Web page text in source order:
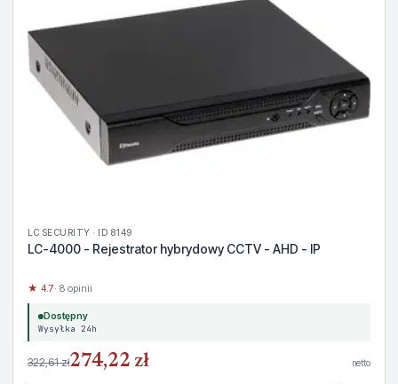
LC SECURITY · ID 8149
LC-4000 - Rejestrator hybrydowy CCTV - AHD - IP
★ 4.7· 8 opinii
Dostępny
Wysyłka 24h
322,61 zł274,22 zł netto